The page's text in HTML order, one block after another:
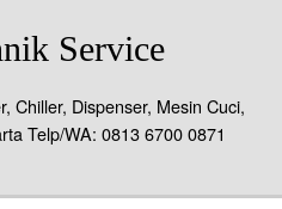
Service
Chiller, Dispenser, Mesin Cuci,
Telp/WA: 0813 6700 0871